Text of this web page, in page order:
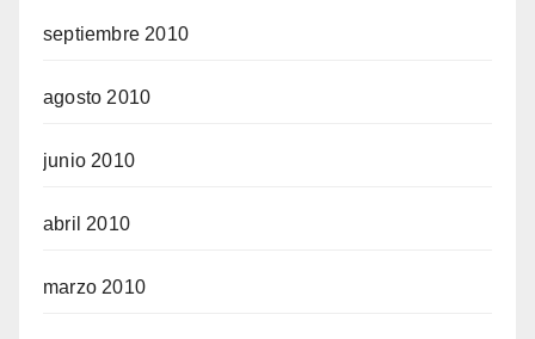
septiembre 2010
agosto 2010
junio 2010
abril 2010
marzo 2010